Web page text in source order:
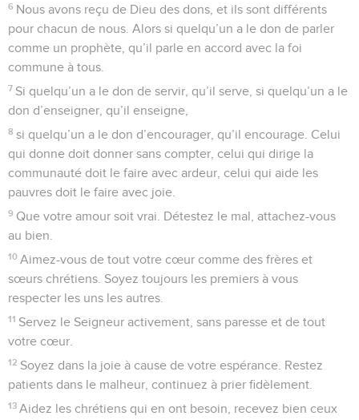
6 Nous avons reçu de Dieu des dons, et ils sont différents
pour chacun de nous. Alors si quelqu’un a le don de parler
comme un prophète, qu’il parle en accord avec la foi
commune à tous.
7 Si quelqu’un a le don de servir, qu’il serve, si quelqu’un a le
don d’enseigner, qu’il enseigne,
8 si quelqu’un a le don d’encourager, qu’il encourage. Celui
qui donne doit donner sans compter, celui qui dirige la
communauté doit le faire avec ardeur, celui qui aide les
pauvres doit le faire avec joie.
9 Que votre amour soit vrai. Détestez le mal, attachez-vous
au bien.
10 Aimez-vous de tout votre cœur comme des frères et
sœurs chrétiens. Soyez toujours les premiers à vous
respecter les uns les autres.
11 Servez le Seigneur activement, sans paresse et de tout
votre cœur.
12 Soyez dans la joie à cause de votre espérance. Restez
patients dans le malheur, continuez à prier fidèlement.
13 Aidez les chrétiens qui en ont besoin, recevez bien ceux